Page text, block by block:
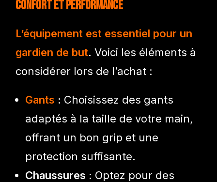
confort et performance
L’équipement est essentiel pour un
gardien de but. Voici les éléments à
considérer lors de l’achat :
Gants : Choisissez des gants
adaptés à la taille de votre main,
offrant un bon grip et une
protection suffisante.
Chaussures : Optez pour des